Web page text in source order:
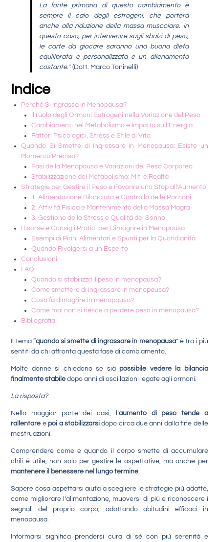
La fonte primaria di questo cambiamento è
sempre il calo degli estrogeni, che porterà
anche alla riduzione della massa muscolare. In
questo caso, per intervenire sugli sbalzi di peso,
le carte da giocare saranno una buona dieta
equilibrata e personalizzata e un allenamento
costante.” (Dott. Marco Toninelli)
Indice
Perché Si ingrassa in Menopausa?
Il ruolo degli Ormoni Estrogeni nella Variazione del Peso
Cambiamenti nel Metabolismo e Impatto sull’Energia
Fattori Psicologici, Stress e Stile di Vita
Quando Si Smette di Ingrassare in Menopausa: Esiste un
Momento Preciso?
Fasi della Menopausa e Variazioni del Peso Corporeo
Stabilizzazione del Metabolismo: Miti e Realtà
Strategie per Gestire il Peso e Favorire uno Stop all’Aumento
1. Alimentazione Bilanciata e Controllo delle Porzioni
2. Attività Fisica e Mantenimento della Massa Magra
3. Gestione dello Stress e Qualità del Sonno
Risorse e Consigli Pratici per Dimagrire in Menopausa
Esempi di Piani Alimentari e Spunti per la Quotidianità
Quando Rivolgersi a un Esperto
Conclusioni
FAQ
Quando si stabilizza il peso in menopausa?
Come smettere di ingrassare in menopausa?
Cosa fa dimagrire in menopausa?
Come mai non si riesce a perdere peso in menopausa?
Bibliografia
Il tema “quando si smette di ingrassare in menopausa” è tra i più
sentiti da chi affronta questa fase di cambiamento.
Molte donne si chiedono se sia possibile vedere la bilancia
finalmente stabile dopo anni di oscillazioni legate agli ormoni.
La risposta?
Nella maggior parte dei casi, l’aumento di peso tende a
rallentare e poi a stabilizzarsidopo circa due anni dalla fine delle
mestruazioni.
Comprendere come e quando il corpo smette di accumulare
chili è utile, non solo per gestire le aspettative, ma anche per
mantenere il benessere nel lungo termine.
Sapere cosa aspettarsi aiuta a scegliere le strategie più adatte,
come migliorare l’alimentazione, muoversi di più e riconoscere i
segnali del proprio corpo, adottando abitudini efficaci in
menopausa.
Informarsi significa prendersi cura di sé con più serenità e